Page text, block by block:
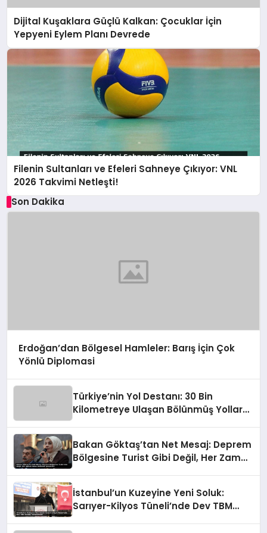
Dijital Kuşaklara Güçlü Kalkan: Çocuklar İçin
Yepyeni Eylem Planı Devrede
Filenin Sultanları ve Efeleri Sahneye Çıkıyor: VNL
2026 Takvimi Netleşti!
Son Dakika
Erdoğan’dan Bölgesel Hamleler: Barış İçin Çok
Yönlü Diplomasi
Türkiye’nin Yol Destanı: 30 Bin
Kilometreye Ulaşan Bölünmüş Yollar
Bakan Göktaş’tan Net Mesaj: Deprem
Bölgesine Turist Gibi Değil, Her Zaman
İstanbul’un Kuzeyine Yeni Soluk:
Sarıyer-Kilyos Tüneli’nde Dev TBM